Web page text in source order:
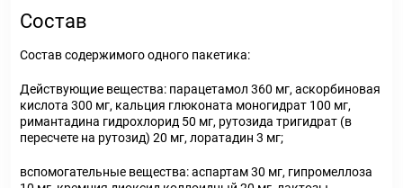
Состав
Состав содержимого одного пакетика:
Действующие вещества: парацетамол 360 мг, аскорбиновая
кислота 300 мг, кальция глюконата моногидрат 100 мг,
римантадина гидрохлорид 50 мг, рутозида тригидрат (в
пересчете на рутозид) 20 мг, лоратадин 3 мг;
вспомогательные вещества: аспартам 30 мг, гипромеллоза